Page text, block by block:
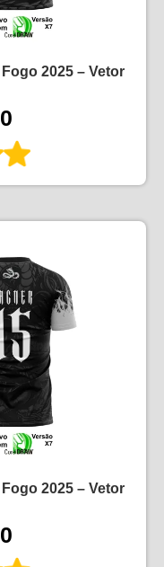
2025 – Vetor
2025 – Vetor